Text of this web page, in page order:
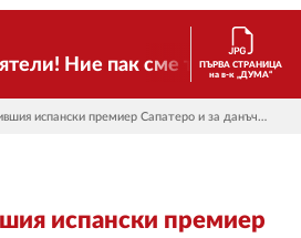
Ние пак сме тук! Времето
ПЪРВА СТРАНИЦА
на в-к „ДУМА“
Разследват бившия испански премиер Сапатеро и за данъчна измама
испански премиер
ДРУГИ